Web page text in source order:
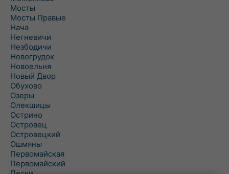
Мосты
Мосты Правые
Нача
Негневичи
Незбодичи
Новогрудок
Новоельня
Новый Двор
Обухово
Озеры
Олекшицы
Острино
Островец
Островецкий
Ошмяны
Первомайская
Первомайский